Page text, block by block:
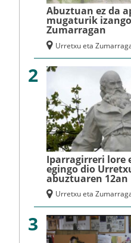
Abuztuan ez da
mugaturik izango
Zumarragan
Urretxu eta
2
Iparragirreri lore
egingo dio
abuztuaren 12an
Urretxu eta
3